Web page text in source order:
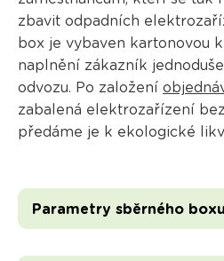
zbavit odpadních
box je vybaven kartonovou
naplnění zákazník
odvozu. Po založení
zabalená elektrozařízení
předáme je k ekologické
Parametry sběrného boxu